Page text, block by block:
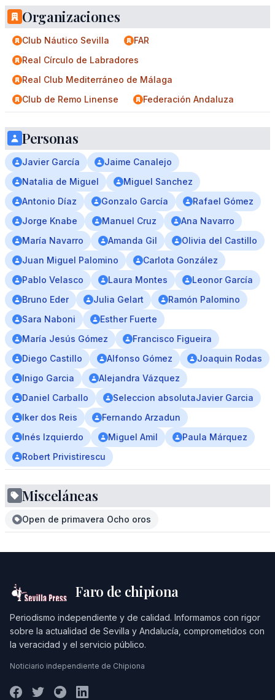
Organizaciones
Club Náutico Sevilla
FAR
Real Círculo de Labradores
Real Club Mediterráneo de Málaga
Club de Remo Linense
Federación Andaluza
Personas
Javier García
Jaime Canalejo
Natalia de Miguel
Miguel Sanchez
Antonio Díaz
Gonzalo García
Rafael Gómez
Jorge Knabe
Manuel Cruz
Ana Navarro
María Navarro
Amanda Gil
Olivia del Castillo
Juan Miguel Palomino
Carlota González
Pablo Velasco
Laura Montes
Leonor García
Bruno Eder
Julia Gelart
Ramón Palomino
Sara Naboni
Esther Fuerte
María Jesús Gómez
Francisco Figueira
Diego Castillo
Alfonso Gómez
Joaquin Rodas
Inigo Garcia
Alejandra Vázquez
Daniel Carballo
Seleccion absolutaJavier Garcia
Iker dos Reis
Fernando Arzadun
Inés Izquierdo
Miguel Amil
Paula Márquez
Robert Privistirescu
Misceláneas
Open de primavera Ocho oros
Faro de chipiona
Periodismo independiente y de calidad. Informamos con rigor
sobre la actualidad de Sevilla y Andalucía, comprometidos con
la veracidad y el servicio público.
Noticiario independiente de Chipiona